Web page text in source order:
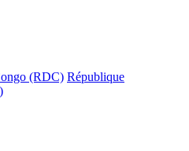
(RDC) République